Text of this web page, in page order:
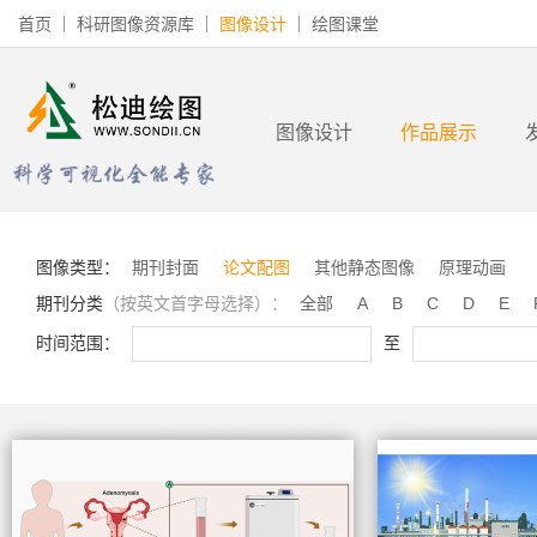
首页 科研图像资源库 图像设计 绘图课堂
图像设计 作品展示
图像类型： 期刊封面 论文配图 其他静态图像
原理动画
期刊分类 （按英文首字母选择）： 全部 A B C D E
时间范围： 至